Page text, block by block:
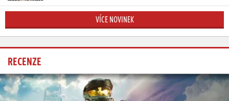
VÍCE NOVINEK
RECENZE